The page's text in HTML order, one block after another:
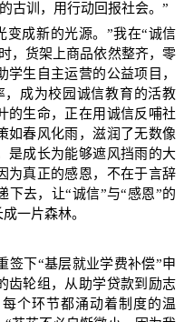
古训，用行动回报社会。”
变成新的光源。”我在“诚信
，货架上商品依然整齐，零
生自主运营的公益项目，
，成为校园诚信教育的活教
的生命，正在用诚信反哺社
如春风化雨，滋润了无数像
是成长为能够遮风挡雨的大
为真正的感恩，不在于言辞
下去，让“诚信”与“感恩”的
一片森林。
签下“基层就业学费补偿”申
齿轮组，从助学贷款到励志
个环节都涌动着制度的温